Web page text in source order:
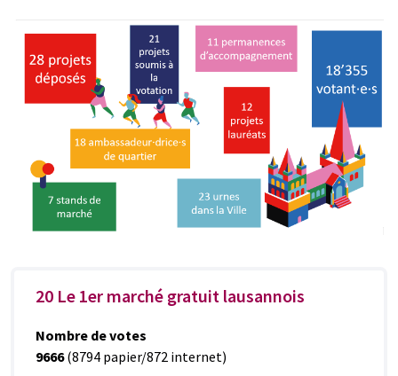
20 Le 1er marché gratuit lausannois
Nombre de votes
9666(8794 papier/872 internet)